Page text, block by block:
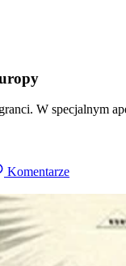
W specjalnym
Komentarze